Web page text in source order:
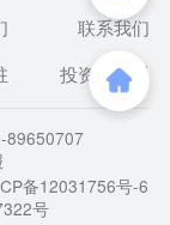
联系我们
投资者关系
89650707
备12031756号-6
号